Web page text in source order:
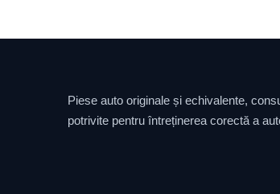
Piese auto originale și echivalente,
potrivite pentru întreținerea corectă a